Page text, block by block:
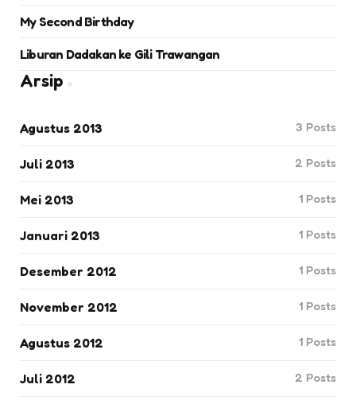
My Second Birthday
Liburan Dadakan ke Gili Trawangan
Arsip
Agustus 2013 3 Posts
Juli 2013 2 Posts
Mei 2013 1 Posts
Januari 2013 1 Posts
Desember 2012 1 Posts
November 2012 1 Posts
Agustus 2012 1 Posts
Juli 2012 2 Posts